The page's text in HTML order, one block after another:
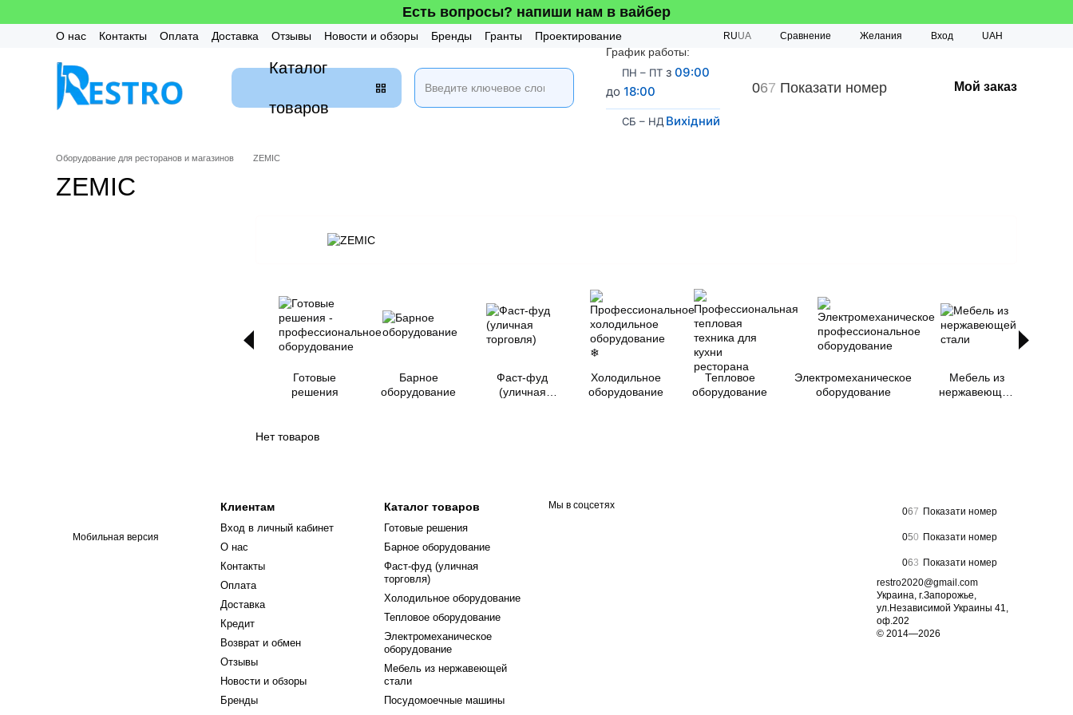
Есть вопросы? напиши нам в вайбер
О нас Контакты Оплата Доставка Отзывы Новости и обзоры Бренды Гранты
Проектирование
RUUA Сравнение Желания Вход UAH
Каталог
товаров
График работы:
ПН – ПТ з 09:00
до 18:00
СБ – НД Вихідний
067 Показати номер Мой заказ
Оборудование для ресторанов и магазинов ZEMIC
ZEMIC
Готовые
решения
Барное
оборудование
Фаст-фуд
(уличная
Холодильное
оборудование
Тепловое
оборудование
Электромеханическое
оборудование
Мебель из
нержавеющей
Нет товаров
Мобильная версия
Клиентам
Вход в личный кабинет
О нас
Контакты
Оплата
Доставка
Кредит
Возврат и обмен
Отзывы
Новости и обзоры
Бренды
Каталог товаров
Готовые решения
Барное оборудование
Фаст-фуд (уличная
торговля)
Холодильное оборудование
Тепловое оборудование
Электромеханическое
оборудование
Мебель из нержавеющей
стали
Посудомоечные машины
Мы в соцсетях
067 Показати номер
050 Показати номер
063 Показати номер
restro2020@gmail.com
Украина, г.Запорожье,
ул.Независимой Украины 41,
оф.202
© 2014—2026